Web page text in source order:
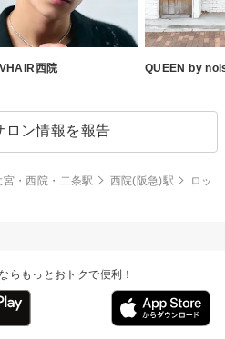
西院 QUEEN by
ロン情報を報告
宮・西院・二条駅 西院(阪急)駅
ロッ
らもっとおトクで便利！